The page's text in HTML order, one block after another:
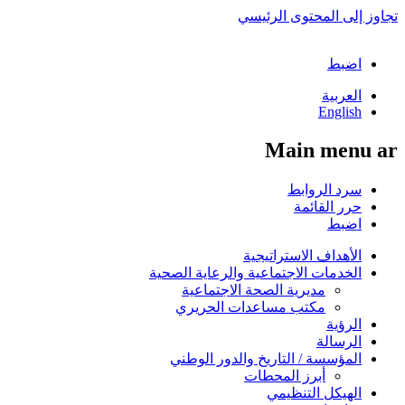
تجاوز إلى المحتوى الرئيسي
اضبط
العربية
English
Main menu ar
سرد الروابط
حرر القائمة
اضبط
الأهداف الاستراتيجية
الخدمات الاجتماعية والرعاية الصحية
مديرية الصحة الاجتماعية
مكتب مساعدات الحريري
الرؤية
الرسالة
المؤسسة / التاريخ والدور الوطني
أبرز المحطات
الهيكل التنظيمي